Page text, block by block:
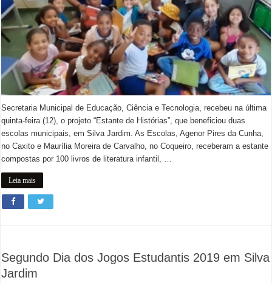
Secretaria Municipal de Educação, Ciência e Tecnologia, recebeu na última
quinta-feira (12), o projeto “Estante de Histórias”, que beneficiou duas
escolas municipais, em Silva Jardim. As Escolas, Agenor Pires da Cunha,
no Caxito e Maurília Moreira de Carvalho, no Coqueiro, receberam a estante
compostas por 100 livros de literatura infantil, …
Leia mais
Segundo Dia dos Jogos Estudantis 2019 em Silva
Jardim